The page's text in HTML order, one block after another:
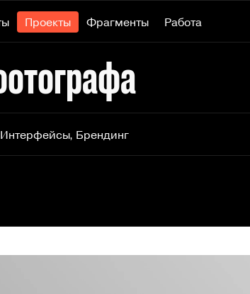
Проекты Фрагменты Работа
Интерфейсы, Брендинг